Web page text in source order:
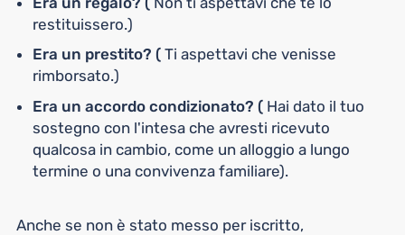
restituissero.)
Era un prestito? ( Ti aspettavi che venisse
rimborsato.)
Era un accordo condizionato? ( Hai dato il tuo
sostegno con l'intesa che avresti ricevuto
qualcosa in cambio, come un alloggio a lungo
termine o una convivenza familiare).
Anche se non è stato messo per iscritto,